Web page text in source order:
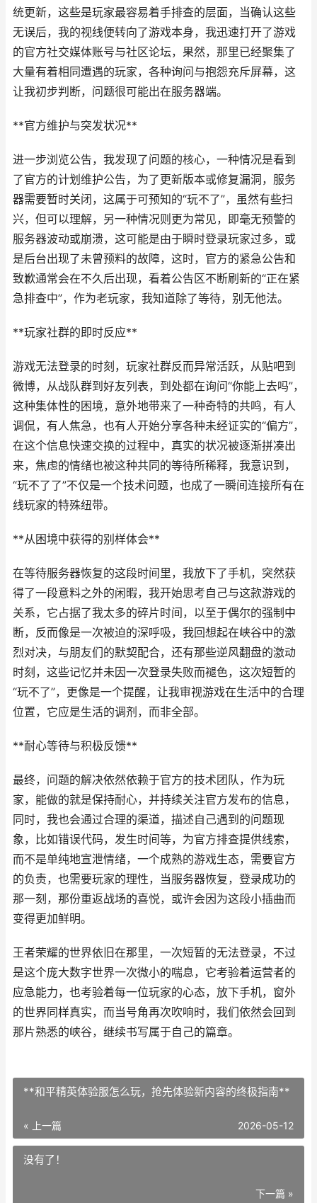
统更新，这些是玩家最容易着手排查的层面，当确认这些
无误后，我的视线便转向了游戏本身，我迅速打开了游戏
的官方社交媒体账号与社区论坛，果然，那里已经聚集了
大量有着相同遭遇的玩家，各种询问与抱怨充斥屏幕，这
让我初步判断，问题很可能出在服务器端。
**官方维护与突发状况**
进一步浏览公告，我发现了问题的核心，一种情况是看到
了官方的计划维护公告，为了更新版本或修复漏洞，服务
器需要暂时关闭，这属于可预知的“玩不了”，虽然有些扫
兴，但可以理解，另一种情况则更为常见，即毫无预警的
服务器波动或崩溃，这可能是由于瞬时登录玩家过多，或
是后台出现了未曾预料的故障，这时，官方的紧急公告和
致歉通常会在不久后出现，看着公告区不断刷新的“正在紧
急排查中”，作为老玩家，我知道除了等待，别无他法。
**玩家社群的即时反应**
游戏无法登录的时刻，玩家社群反而异常活跃，从贴吧到
微博，从战队群到好友列表，到处都在询问“你能上去吗”，
这种集体性的困境，意外地带来了一种奇特的共鸣，有人
调侃，有人焦急，也有人开始分享各种未经证实的“偏方”，
在这个信息快速交换的过程中，真实的状况被逐渐拼凑出
来，焦虑的情绪也被这种共同的等待所稀释，我意识到，
“玩不了了”不仅是一个技术问题，也成了一瞬间连接所有在
线玩家的特殊纽带。
**从困境中获得的别样体会**
在等待服务器恢复的这段时间里，我放下了手机，突然获
得了一段意料之外的闲暇，我开始思考自己与这款游戏的
关系，它占据了我太多的碎片时间，以至于偶尔的强制中
断，反而像是一次被迫的深呼吸，我回想起在峡谷中的激
烈对决，与朋友们的默契配合，还有那些逆风翻盘的激动
时刻，这些记忆并未因一次登录失败而褪色，这次短暂的
“玩不了”，更像是一个提醒，让我审视游戏在生活中的合理
位置，它应是生活的调剂，而非全部。
**耐心等待与积极反馈**
最终，问题的解决依然依赖于官方的技术团队，作为玩
家，能做的就是保持耐心，并持续关注官方发布的信息，
同时，我也会通过合理的渠道，描述自己遇到的问题现
象，比如错误代码，发生时间等，为官方排查提供线索，
而不是单纯地宣泄情绪，一个成熟的游戏生态，需要官方
的负责，也需要玩家的理性，当服务器恢复，登录成功的
那一刻，那份重返战场的喜悦，或许会因为这段小插曲而
变得更加鲜明。
王者荣耀的世界依旧在那里，一次短暂的无法登录，不过
是这个庞大数字世界一次微小的喘息，它考验着运营者的
应急能力，也考验着每一位玩家的心态，放下手机，窗外
的世界同样真实，而当号角再次吹响时，我们依然会回到
那片熟悉的峡谷，继续书写属于自己的篇章。
**和平精英体验服怎么玩，抢先体验新内容的终极指南**
« 上一篇 2026-05-12
没有了！
下一篇 »